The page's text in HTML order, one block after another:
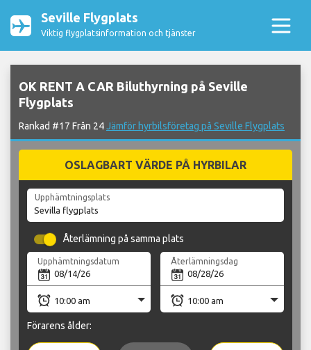
Seville Flygplats
Viktig flygplatsinformation och tjänster
OK RENT A CAR Biluthyrning på Seville
Flygplats
Rankad #17 Från 24Jämför hyrbilsföretag på Seville Flygplats
OSLAGBART VÄRDE PÅ HYRBILAR
Upphämtningsplats
Återlämning på samma plats
Upphämtningsdatum Återlämningsdag
Förarens ålder: